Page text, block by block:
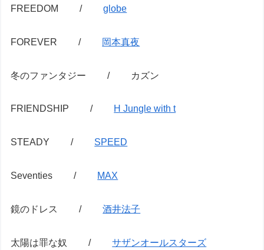
FREEDOM /globe
FOREVER / 岡本真夜
冬のファンタジー / カズン
FRIENDSHIP / H Jungle with t
STEADY / SPEED
Seventies / MAX
鏡のドレス /酒井法子
太陽は罪な奴 /サザンオールスターズ